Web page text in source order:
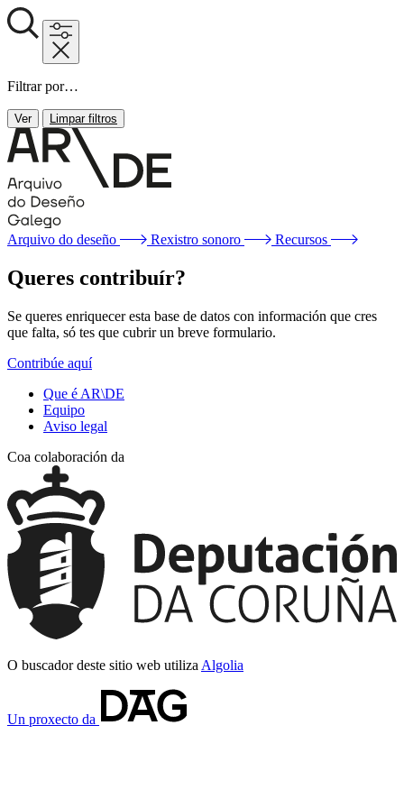
Filtrar por…
Ver Limpar filtros
Arquivo do deseño Rexistro sonoro Recursos
Queres contribuír?
Se queres enriquecer esta base de datos con información que cres
que falta, só tes que cubrir un breve formulario.
Contribúe aquí
Que é AR\DE
Equipo
Aviso legal
Coa colaboración da
O buscador deste sitio web utiliza Algolia
Un proxecto da